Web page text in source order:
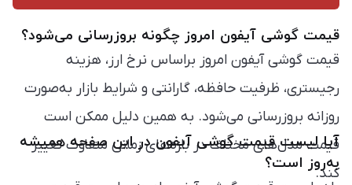
قیمت گوشی آیفون امروز چگونه بروزرسانی می‌شود؟
قیمت گوشی آیفون امروز براساس نرخ ارز، هزینه
رجیستری، ظرفیت حافظه، گارانتی و شرایط بازار به‌صورت
روزانه بروزرسانی می‌شود. به همین دلیل ممکن است
قیمت مدل‌های مختلف در بازه‌های زمانی متفاوت تغییر
کند.
آیا لیست قیمت گوشی آیفون در این صفحه همیشه
به‌روز است؟